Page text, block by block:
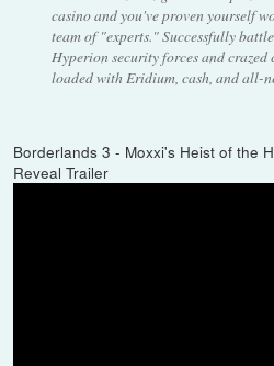
casino and you've proven yourself
team of "experts." Successfully
Hyperion security forces and crazed
loaded with Eridium, cash, and all-
Borderlands 3 - Moxxi's Heist of the
Reveal Trailer